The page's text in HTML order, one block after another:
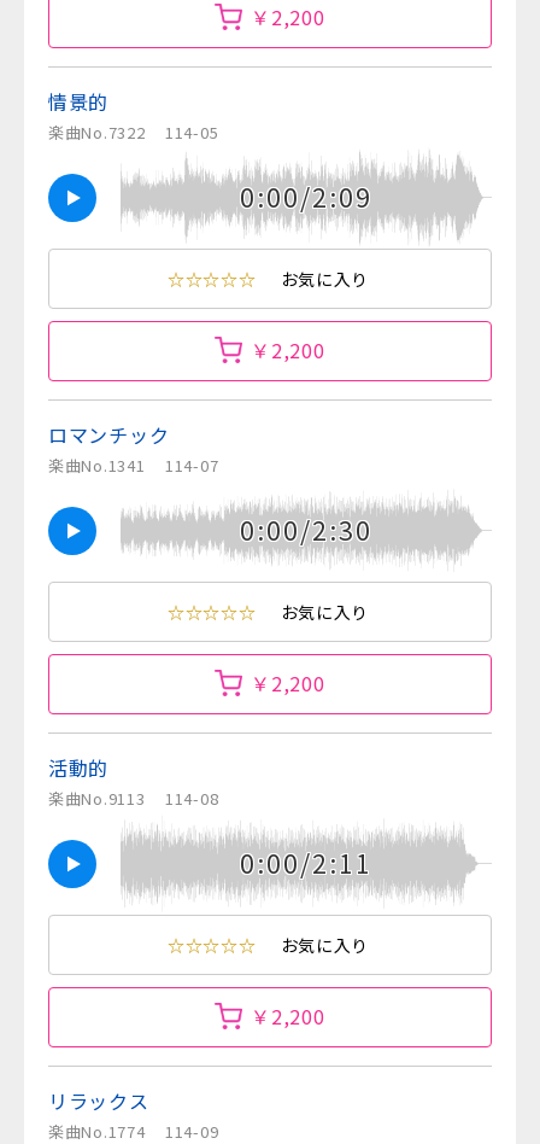
￥2,200
情景的
楽曲No.7322 114-05
0:00/2:09
☆☆☆☆☆ お気に入り
￥2,200
ロマンチック
楽曲No.1341 114-07
0:00/2:30
☆☆☆☆☆ お気に入り
￥2,200
活動的
楽曲No.9113 114-08
0:00/2:11
☆☆☆☆☆ お気に入り
￥2,200
リラックス
楽曲No.1774 114-09